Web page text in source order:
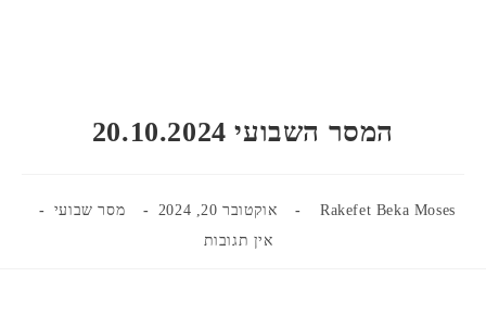
המסר השבועי 20.10.2024
Rakefet Beka Moses אוקטובר 20, 2024
מסר שבועי
אין תגובות